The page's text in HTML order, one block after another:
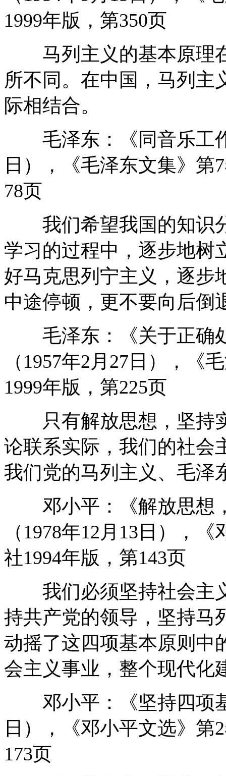
1999年版，第350页
马列主义的基本原理
所不同。在中国，马列主
际相结合。
毛泽东：《同音乐工作
日），《毛泽东文集》第
78页
我们希望我国的知识
学习的过程中，逐步地树
好马克思列宁主义，逐步
中途停顿，更不要向后倒
毛泽东：《关于正确
（1957年2月27日），《
1999年版，第225页
只有解放思想，坚持
论联系实际，我们的社会
我们党的马列主义、毛泽
邓小平：《解放思想
（1978年12月13日），
社1994年版，第143页
我们必须坚持社会主
持共产党的领导，坚持
动摇了这四项基本原则中
会主义事业，整个现代化
邓小平：《坚持四项基
日），《邓小平文选》第
173页